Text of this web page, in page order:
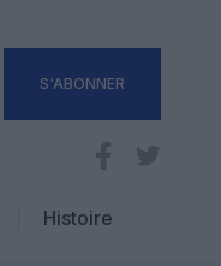
S'ABONNER
Histoire